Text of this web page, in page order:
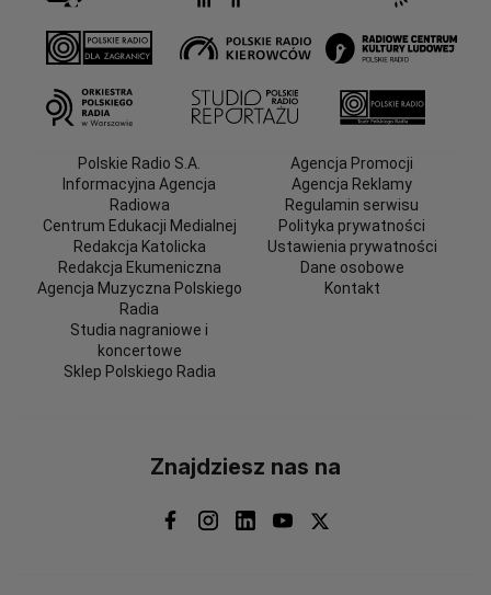
Polskie Radio S.A.
Informacyjna Agencja
Radiowa
Centrum Edukacji Medialnej
Redakcja Katolicka
Redakcja Ekumeniczna
Agencja Muzyczna Polskiego
Radia
Studia nagraniowe i
koncertowe
Sklep Polskiego Radia
Agencja Promocji
Agencja Reklamy
Regulamin serwisu
Polityka prywatności
Ustawienia prywatności
Dane osobowe
Kontakt
Znajdziesz nas na